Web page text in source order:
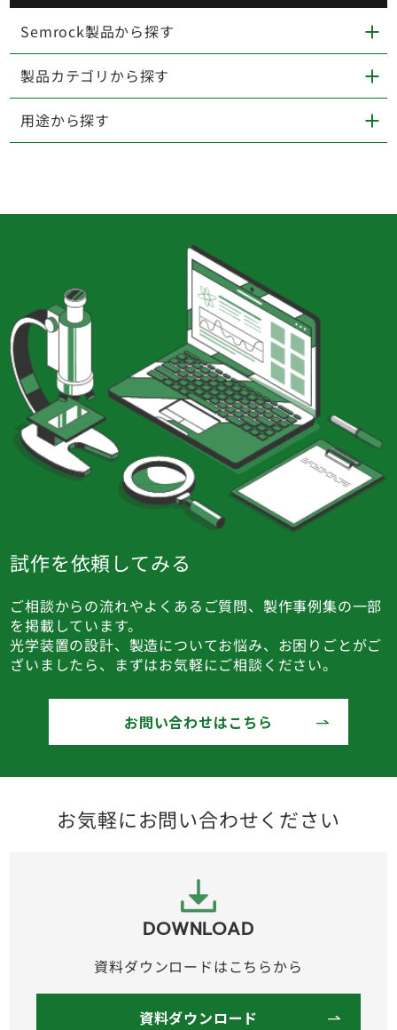
Semrock製品から探す
製品カテゴリから探す
用途から探す
試作を依頼してみる
ご相談からの流れやよくあるご質問、製作事例集の一部
を掲載しています。
光学装置の設計、製造についてお悩み、お困りごとがご
ざいましたら、まずはお気軽にご相談ください。
お問い合わせはこちら
お気軽にお問い合わせください
DOWNLOAD
資料ダウンロードはこちらから
資料ダウンロード